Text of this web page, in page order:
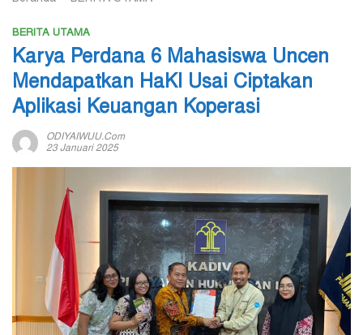
BERITA UTAMA
Karya Perdana 6 Mahasiswa Uncen
Mendapatkan HaKI Usai Ciptakan
Aplikasi Keuangan Koperasi
ODIYAIWUU.com
23 Januari 2025